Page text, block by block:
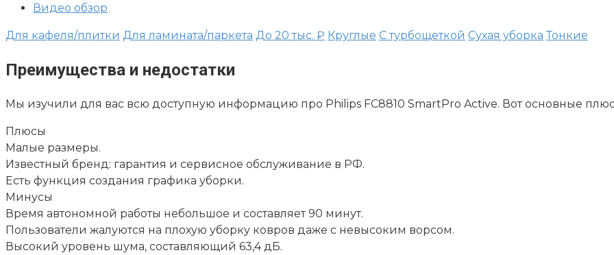
Видео обзор
Для кафеля/плитки Для ламината/паркета До 20 тыс. ₽ Круглые С турбощеткой Сухая уборка Тонкие
Преимущества и недостатки
Мы изучили для вас всю доступную информацию про Philips FC8810 SmartPro Active. Вот основные
Плюсы
Малые размеры.
Известный бренд: гарантия и сервисное обслуживание в РФ.
Есть функция создания графика уборки.
Минусы
Время автономной работы небольшое и составляет 90 минут.
Пользователи жалуются на плохую уборку ковров даже с невысоким ворсом.
Высокий уровень шума, составляющий 63,4 дБ.